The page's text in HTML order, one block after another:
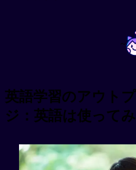
~
英語学習のアウト
ジ：英語は使って